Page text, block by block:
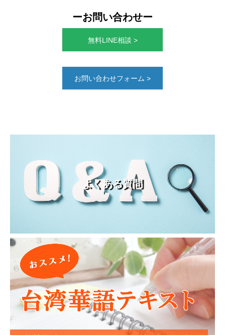
ーお問い合わせー
無料LINE相談 >
お問い合わせフォーム >
よくある質問